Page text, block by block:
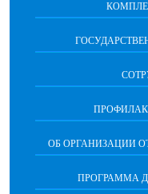
ОБ ОРГАНИЗАЦИИ
ПРОГРАММА